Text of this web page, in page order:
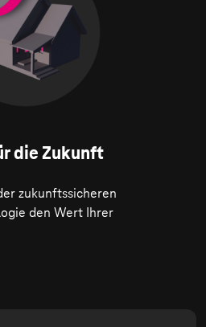
die Zukunft
zukunftssicheren
den Wert Ihrer